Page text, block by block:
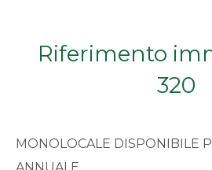
Riferimento
320
MONOLOCALE DISPONIBILE
minimi